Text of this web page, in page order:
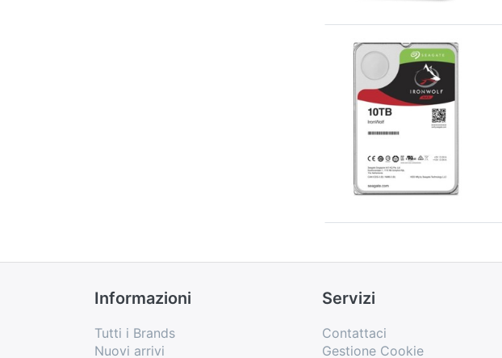
Informazioni
Tutti i Brands
Nuovi arrivi
Servizi
Contattaci
Gestione Cookie